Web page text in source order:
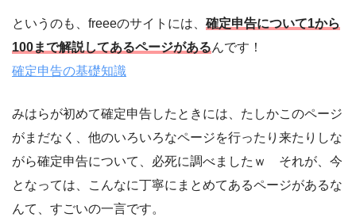
というのも、freeeのサイトには、 確定申告について1から
100まで解説してあるページがあるんです！
確定申告の基礎知識
みはらが初めて確定申告したときには、たしかこのページ
がまだなく、他のいろいろなページを行ったり来たりしな
がら確定申告について、必死に調べましたｗ それが、今
となっては、こんなに丁寧にまとめてあるページがあるな
んて、すごいの一言です。